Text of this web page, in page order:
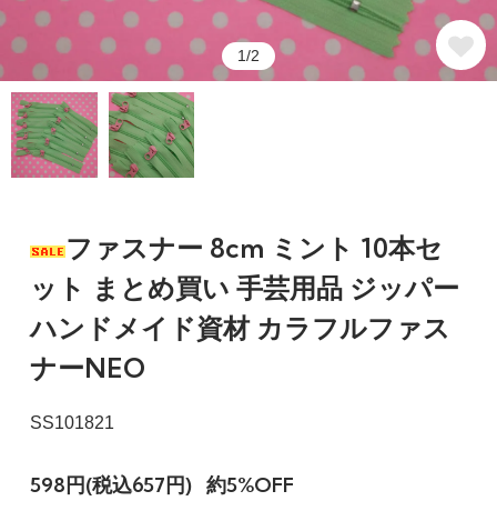
1/2
ファスナー 8cm ミント 10本セ
ット まとめ買い 手芸用品 ジッパー
ハンドメイド資材 カラフルファス
ナーNEO
SS101821
598円(税込657円) 約5%OFF